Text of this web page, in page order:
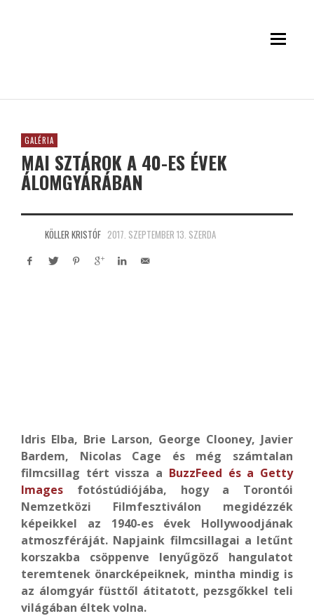
GALÉRIA
MAI SZTÁROK A 40-ES ÉVEK
ÁLOMGYÁRÁBAN
KÖLLER KRISTÓF 2017. SZEPTEMBER 13. SZERDA
Idris Elba, Brie Larson, George Clooney, Javier
Bardem, Nicolas Cage és még számtalan
filmcsillag tért vissza a BuzzFeed és a Getty
Images fotóstúdiójába, hogy a Torontói
Nemzetközi Filmfesztiválon megidézzék
képeikkel az 1940-es évek Hollywoodjának
atmoszféráját. Napjaink filmcsillagai a letűnt
korszakba csöppenve lenyűgöző hangulatot
teremtenek önarcképeiknek, mintha mindig is
az álomgyár füsttől átitatott, pezsgőkkel teli
világában éltek volna.